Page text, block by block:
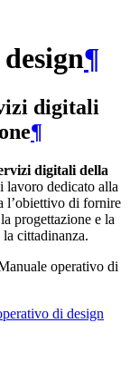
¶
digitali
¶
digitali della
lavoro dedicato alla
l’obiettivo di fornire
progettazione e la
cittadinanza.
operativo di
di design